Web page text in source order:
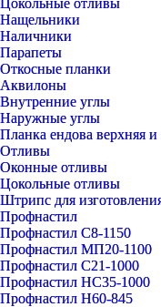
Цокольные отливы
Нащельники
Наличники
Парапеты
Откосные планки
Аквилоны
Внутренние углы
Наружные углы
Планка ендова верхняя
Отливы
Оконные отливы
Цокольные отливы
Штрипс для
Профнастил
Профнастил С8-1150
Профнастил МП20-1100
Профнастил С21-1000
Профнастил НС35-1000
Профнастил Н60-845